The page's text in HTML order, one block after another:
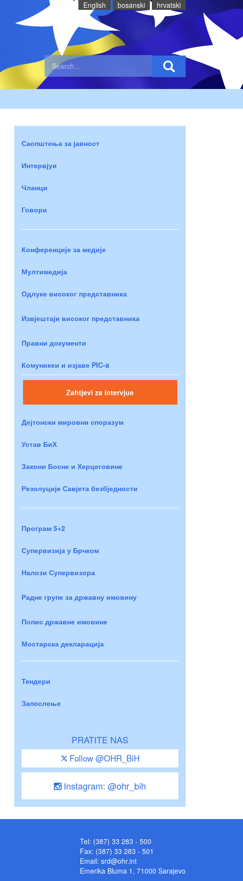
English bosanski hrvatski
Саопштења за јавност
Интервјуи
Чланци
Говори
Конференције за медије
Мултимедија
Одлуке високог представника
Извјештаји високог представника
Правни документи
Комуникеи и изјаве PIC-a
Zahtjevi za intervjue
Дејтонски мировни споразум
Устав БиХ
Закони Босне и Херцеговине
Резолуције Савјета безбједности
Програм 5+2
Супервизија у Брчком
Налози Супервизора
Радне групе за државну имовину
Попис државне имовине
Мостарска декларација
Тендери
Запослење
PRATITE NAS
Follow @OHR_BiH
Instagram: @ohr_bih
Tel: (387) 33 283 - 500
Fax: (387) 33 283 - 501
Email: srd@ohr.int
Emerika Bluma 1, 71000 Sarajevo